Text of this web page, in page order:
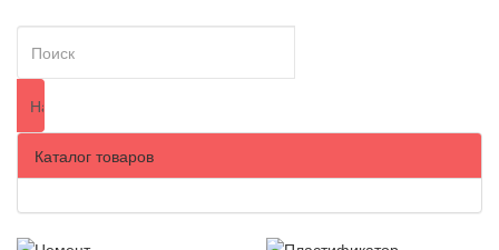
Каталог товаров